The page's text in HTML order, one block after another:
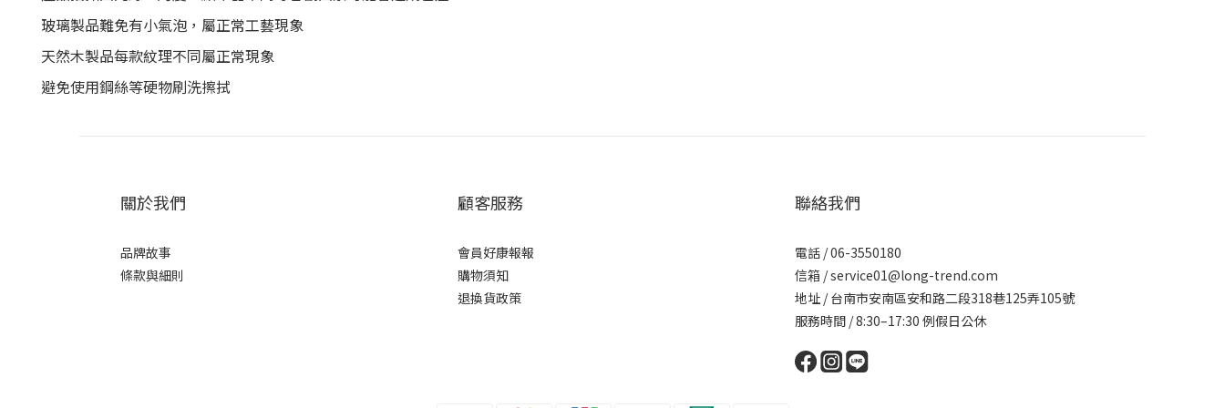
玻璃製品難免有小氣泡，屬正常工藝現象
天然木製品每款紋理不同屬正常現象
避免使用鋼絲等硬物刷洗擦拭
關於我們
品牌故事
條款與細則
顧客服務
會員好康報報
購物須知
退換貨政策
聯絡我們
電話 / 06-3550180
信箱 / service01@long-trend.com
地址 / 台南市安南區安和路二段318巷125弄105號
服務時間 / 8:30–17:30 例假日公休